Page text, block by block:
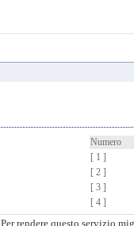
Numero
[ 1 ]
[ 2 ]
[ 3 ]
[ 4 ]
Per rendere questo servizio